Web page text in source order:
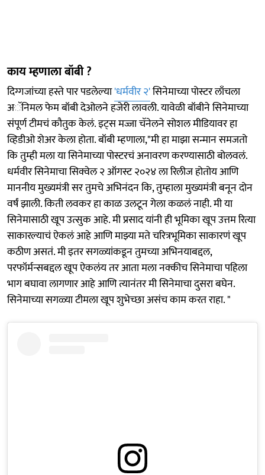
काय म्हणाला बॉबी ?
दिग्गजांच्या हस्ते पार पडलेल्या'धर्मवीर २'सिनेमाच्या पोस्टर लाँचला
अॅनिमल फेम बॉबी देओलने हजेरी लावली. यावेळी बॉबीने सिनेमाच्या
संपूर्ण टीमचं कौतुक केलं. इट्स मज्जा चॅनेलने सोशल मीडियावर हा
व्हिडीओ शेअर केला होता. बॉबी म्हणाला,"मी हा माझा सन्मान समजतो
कि तुम्ही मला या सिनेमाच्या पोस्टरचं अनावरण करण्यासाठी बोलवलं.
धर्मवीर सिनेमाचा सिक्वेल २ ऑगस्ट २०२४ ला रिलीज होतोय आणि
माननीय मुख्यमंत्री सर तुमचे अभिनंदन कि, तुम्हाला मुख्यमंत्री बनून दोन
वर्षं झाली. किती लवकर हा काळ उलटून गेला कळलं नाही. मी या
सिनेमासाठी खूप उत्सुक आहे. मी प्रसाद यांनी ही भूमिका खूप उत्तम रित्या
साकारल्याचं ऐकलं आहे आणि माझ्या मते चरित्रभूमिका साकारणं खूप
कठीण असतं. मी इतर सगळ्यांकडून तुमच्या अभिनयाबद्दल,
परफॉर्मन्सबद्दल खूप ऐकलंय तर आता मला नक्कीच सिनेमाचा पहिला
भाग बघावा लागणार आहे आणि त्यानंतर मी सिनेमाचा दुसरा बघेन.
सिनेमाच्या सगळ्या टीमला खूप शुभेच्छा असंच काम करत राहा. "